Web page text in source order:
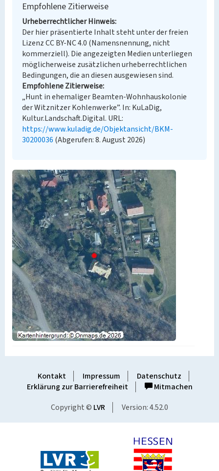
Empfohlene Zitierweise
Urheberrechtlicher Hinweis
Der hier präsentierte Inhalt steht unter der freien
Lizenz CC BY-NC 4.0 (Namensnennung, nicht
kommerziell). Die angezeigten Medien unterliegen
möglicherweise zusätzlichen urheberrechtlichen
Bedingungen, die an diesen ausgewiesen sind.
Empfohlene Zitierweise
„Hunt in ehemaliger Beamten-Wohnhauskolonie
der Witznitzer Kohlenwerke”. In: KuLaDig,
Kultur.Landschaft.Digital. URL:
https://www.kuladig.de/Objektansicht/BKM-
30200036 (Abgerufen: 8. August 2026)
Kontakt Impressum
Datenschutz
Erklärung zur Barrierefreiheit
Mitmachen
Copyright © LVR Version: 4.52.0